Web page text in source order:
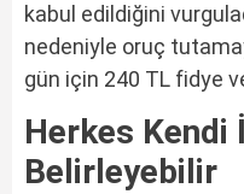
kabul edildiğini
nedeniyle oruç
gün için 240 TL fidye
Herkes Kendi
Belirleyebilir